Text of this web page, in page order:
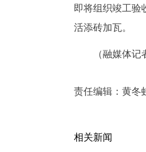
即将组织竣工验
活添砖加瓦。
（融媒体
责任编辑： 黄冬
相关新闻